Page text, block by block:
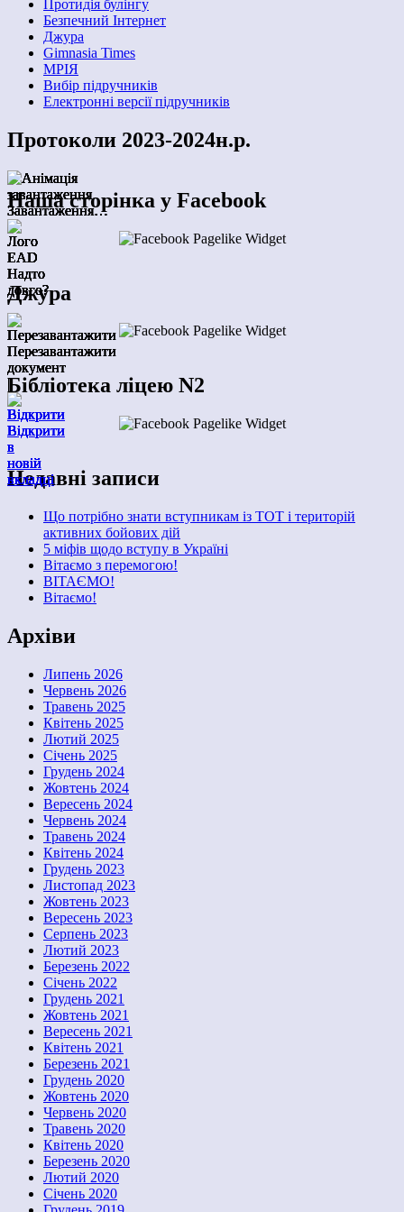
Протидія булінгу
Безпечний Інтернет
Джура
Gimnasia Times
МРІЯ
Вибір підручників
Електронні версії підручників
Протоколи 2023-2024н.р.
Завантаження…
Надто
довго?
Перезавантажити
документ
|
Відкрити
в
новій
вкладці
Завантаження…
Надто
довго?
Перезавантажити
документ
|
Відкрити
в
новій
вкладці
Завантаження…
Надто
довго?
Перезавантажити
документ
|
Відкрити
в
новій
вкладці
Завантаження…
Надто
довго?
Перезавантажити
документ
|
Відкрити
в
новій
вкладці
Завантаження…
Надто
довго?
Перезавантажити
документ
|
Відкрити
в
новій
вкладці
Завантаження…
Надто
довго?
Перезавантажити
документ
|
Відкрити
в
новій
вкладці
Завантаження…
Надто
довго?
Перезавантажити
документ
|
Відкрити
в
новій
вкладці
Наша сторінка у Facebook
Джура
Бібліотека ліцею N2
Недавні записи
Що потрібно знати вступникам із ТОТ і територій
активних бойових дій
5 міфів щодо вступу в Україні
Вітаємо з перемогою!
ВІТАЄМО!
Вітаємо!
Архіви
Липень 2026
Червень 2026
Травень 2025
Квітень 2025
Лютий 2025
Січень 2025
Грудень 2024
Жовтень 2024
Вересень 2024
Червень 2024
Травень 2024
Квітень 2024
Грудень 2023
Листопад 2023
Жовтень 2023
Вересень 2023
Серпень 2023
Лютий 2023
Березень 2022
Січень 2022
Грудень 2021
Жовтень 2021
Вересень 2021
Квітень 2021
Березень 2021
Грудень 2020
Жовтень 2020
Червень 2020
Травень 2020
Квітень 2020
Березень 2020
Лютий 2020
Січень 2020